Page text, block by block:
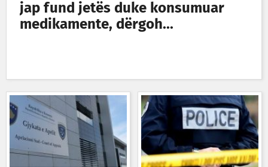
jap fund jetës duke konsumuar
medikamente, dërgoh...